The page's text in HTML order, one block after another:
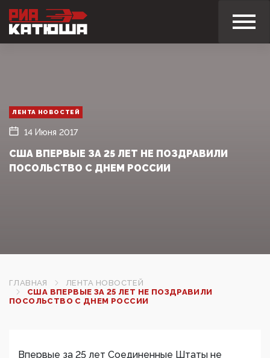
ЛЕНТА НОВОСТЕЙ
14 Июня 2017
США ВПЕРВЫЕ ЗА 25 ЛЕТ НЕ ПОЗДРАВИЛИ
ПОСОЛЬСТВО С ДНЕМ РОССИИ
ГЛАВНАЯ
ЛЕНТА НОВОСТЕЙ
США ВПЕРВЫЕ ЗА 25 ЛЕТ НЕ ПОЗДРАВИЛИ
ПОСОЛЬСТВО С ДНЕМ РОССИИ
Впервые за 25 лет Соединенные Штаты не